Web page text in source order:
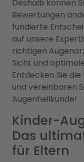
Deshalb können
Bewertungen
fundierte
auf unsere
richtigen
Sicht und
Entdecken Sie
und vereinbaren
Augenheilkunde!
Kinder-
Das
für Eltern